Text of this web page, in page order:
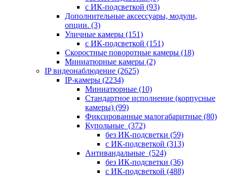
с ИК-подсветкой (93)
Дополнительные аксессуары, модули,
опции. (3)
Уличные камеры (151)
с ИК-подсветкой (151)
Скоростные поворотные камеры (18)
Миниатюрные камеры (2)
IP видеонаблюдение (2625)
IP-камеры (2234)
Миниатюрные (10)
Стандартное исполнение (корпусные
камеры) (99)
Фиксированные малогабаритные (80)
Купольные (372)
без ИК-подсветки (59)
с ИК-подсветкой (313)
Антивандальные (524)
без ИК-подсветки (36)
с ИК-подсветкой (488)